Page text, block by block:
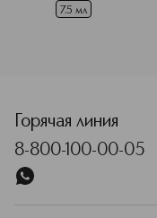
7.5 мл
Горячая линия
8-800-100-00-05